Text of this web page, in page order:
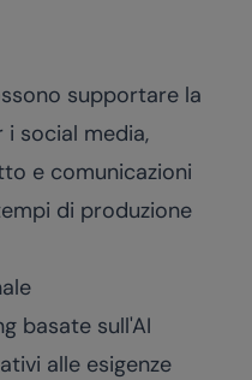
supportare la
social media,
e comunicazioni
di produzione
basate sull'AI
alle esigenze